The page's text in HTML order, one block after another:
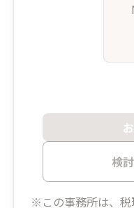
検
※この事務所は、